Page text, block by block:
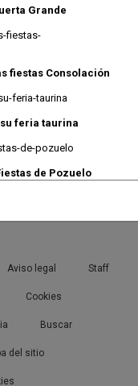
Grande
fiestas Consolación
feria taurina
de Pozuelo
Aviso legal Staff
Cookies
Buscar
del sitio